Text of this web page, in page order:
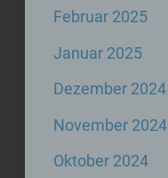
Februar 2025
Januar 2025
Dezember 2024
November 2024
Oktober 2024